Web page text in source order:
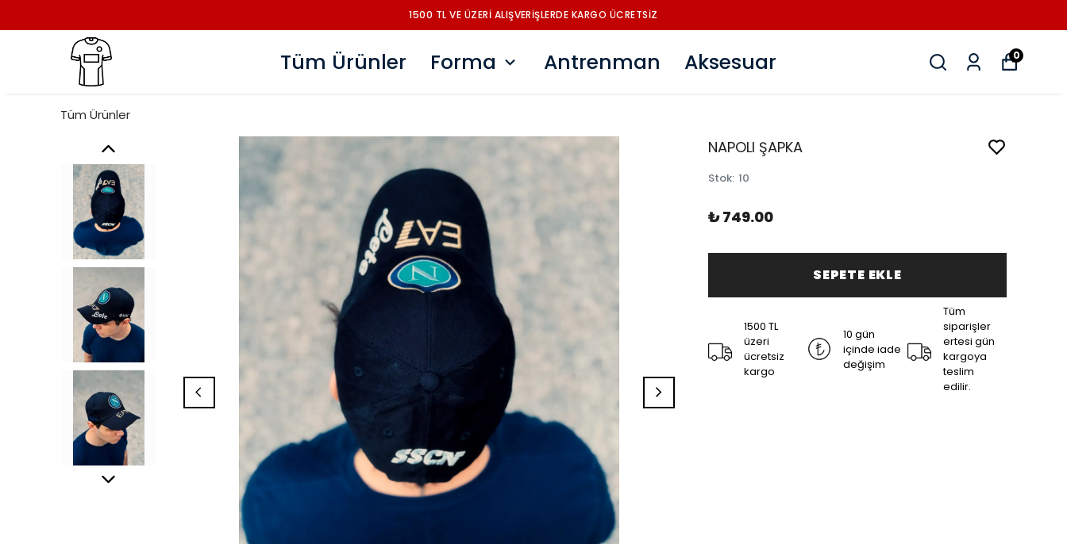
1500 TL VE ÜZERİ ALIŞVERİŞLERDE KARGO ÜCRETSİZ
Tüm Ürünler Forma Antrenman Aksesuar 0
Tüm Ürünler
NAPOLI ŞAPKA
Stok: 10
₺ 749.00
SEPETE EKLE
1500 TL
üzeri
ücretsiz
kargo
10 gün
içinde iade
değişim
Tüm
siparişler
ertesi gün
kargoya
teslim
edilir.